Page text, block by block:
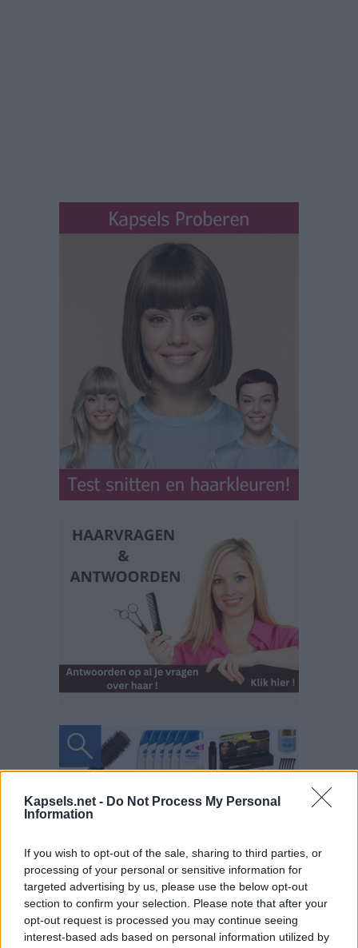
Kapsels.net - Do Not Process My Personal
Information
If you wish to opt-out of the sale, sharing to third parties, or
processing of your personal or sensitive information for
targeted advertising by us, please use the below opt-out
section to confirm your selection. Please note that after your
opt-out request is processed you may continue seeing
interest-based ads based on personal information utilized by